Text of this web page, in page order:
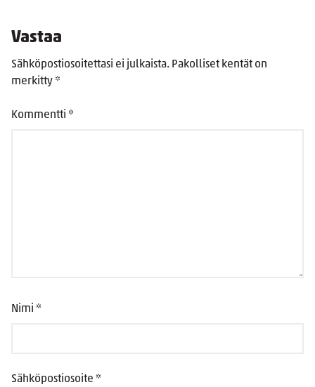
Vastaa
Sähköpostiosoitettasi ei julkaista. Pakolliset kentät on
merkitty *
Kommentti *
Nimi *
Sähköpostiosoite *